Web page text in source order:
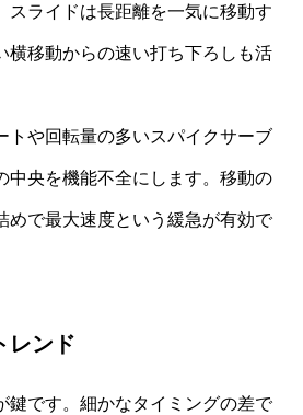
スライドは長距離を一気に移動す
横移動からの速い打ち下ろしも活
トや回転量の多いスパイクサーブ
中央を機能不全にします。移動の
めで最大速度という緩急が有効で
レンド
鍵です。細かなタイミングの差で